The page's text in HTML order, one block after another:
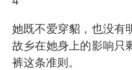
她既不爱穿貂，也没有
故乡在她身上的影响只
裤这条准则。